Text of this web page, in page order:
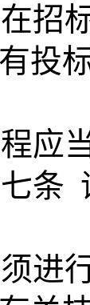
招
投
应
条
进